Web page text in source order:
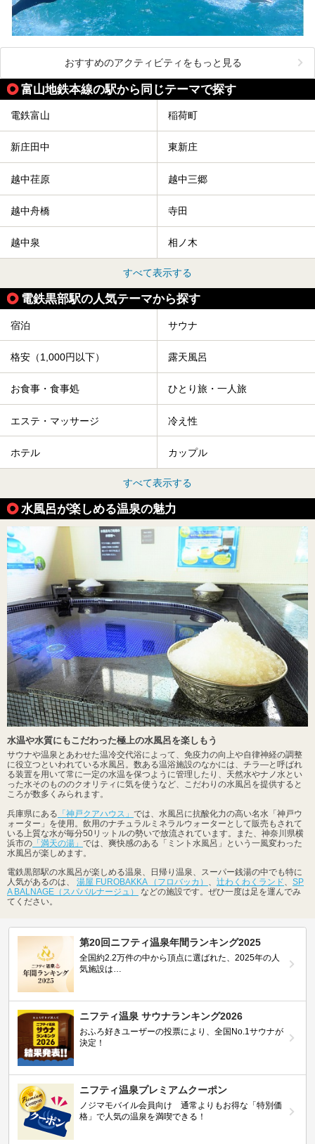
おすすめのアクティビティをもっと見る
富山地鉄本線の駅から同じテーマで探す
電鉄富山 稲荷町
新庄田中 東新庄
越中荏原 越中三郷
越中舟橋 寺田
越中泉 相ノ木
すべて表示する
電鉄黒部駅の人気テーマから探す
宿泊 サウナ
格安（1,000円以下） 露天風呂
お食事・食事処 ひとり旅・一人旅
エステ・マッサージ 冷え性
ホテル カップル
すべて表示する
水風呂が楽しめる温泉の魅力
水温や水質にもこだわった極上の水風呂を楽しもう
サウナや温泉とあわせた温冷交代浴によって、免疫力の向上や自律神経の調整
に役立つといわれている水風呂。数ある温浴施設のなかには、チラ―と呼ばれ
る装置を用いて常に一定の水温を保つように管理したり、天然水やナノ水とい
った水そのもののクオリティに気を使うなど、こだわりの水風呂を提供すると
ころが数多くみられます。
兵庫県にある 「神戸クアハウス」 では、水風呂に抗酸化力の高い名水「神戸ウ
ォーター」を使用。飲用のナチュラルミネラルウォーターとして販売もされて
いる上質な水が毎分50リットルの勢いで放流されています。また、神奈川県横
浜市の 「満天の湯」 では、爽快感のある「ミント水風呂」という一風変わった
水風呂が楽しめます。
電鉄黒部駅の水風呂が楽しめる温泉、日帰り温泉、スーパー銭湯の中でも特に
人気があるのは、 湯屋 FUROBAKKA （フロバッカ） 辻わくわくランド
SP
A BALNAGE（スパバルナージュ）
などの施設です。ぜひ一度は足を運んでみ
てください。
第20回ニフティ温泉年間ランキング2025
全国約2.2万件の中から頂点に選ばれた、2025年の人
気施設は…
ニフティ温泉 サウナランキング2026
おふろ好きユーザーの投票により、全国No.1サウナが
決定！
ニフティ温泉プレミアムクーポン
ノジマモバイル会員向け 通常よりもお得な「特別価
格」で人気の温泉を満喫できる！